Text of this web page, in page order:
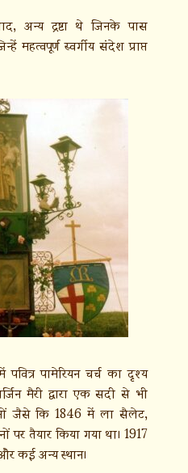
अन्य द्रष्टा थे जिनके पास
स्वर्गीय संदेश प्राप्त
पामेरियन चर्च का दृश्य
मैरी द्वारा एक सदी से भी
जैसे कि 1846 में ला सैलेट,
पर तैयार किया गया था। 1917
कई अन्य स्थान।